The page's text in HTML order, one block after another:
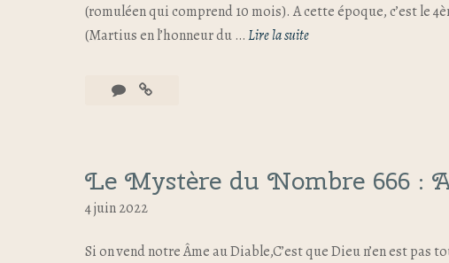
(romuléen qui comprend 10 mois). A cette époque, c’est le
(Martius en l’honneur du …Lire la suite
Le Mystère du Nombre 666 :
4 juin 2022
Si on vend notre Âme au Diable,C’est que Dieu n’en est